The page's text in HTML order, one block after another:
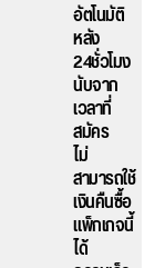
อัตโนมัติ
หลัง
24ชั่วโมง
นับจาก
เวลาที่
สมัคร
ไม่
สามารถใช้
เงินคืนซื้อ
แพ็กเกจนี้
ได้